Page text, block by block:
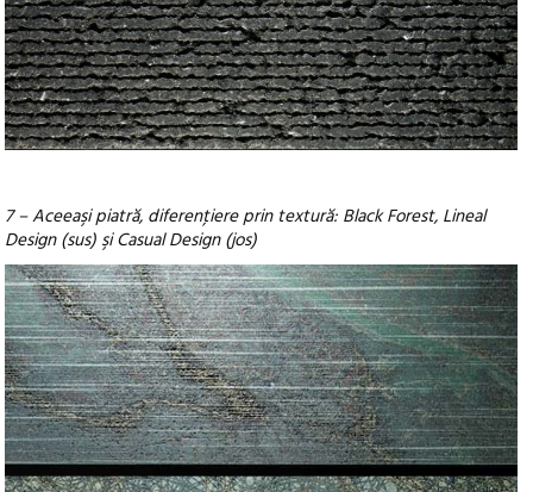
7 – Aceeaşi piatră, diferenţiere prin textură: Black Forest, Lineal
Design (sus) şi Casual Design (jos)